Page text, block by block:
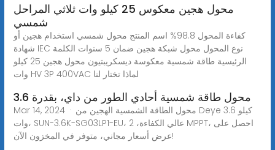
محول هجين معكوس 25 كيلو وات ثلاثي المراحل
شمسي
كفاءة المحول 98.8% اسم المنتج محول شمسي استخدام هجين أو
شهادة IEC نوع المحول محول شبكة هجين ضمان 5 سنوات الكلمة
الرئيسية طاقة شمسية معكوسة ديسكريبتيون محول هجين 25 كيلو
وات HV 3P 400VAC لماذا تختار لنا
محول طاقة شمسية أحادي الطور من داي، بقدرة 3.6
Mar 14, 2024 · محول الطاقة الشمسية الهجين من Deye 3.6 كيلو
وات، SUN-3.6K-SG03LP1-EU، عالي الكفاءة، 2 MPPT، احصل على
عرض أسعار مجاني، متوفر في المخزون الآن!